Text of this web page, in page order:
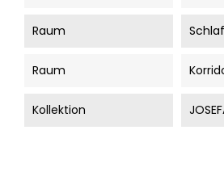
Raum
Raum
Kollektion